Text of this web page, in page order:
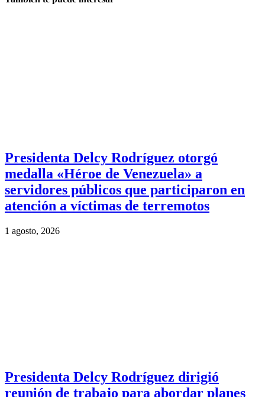
Presidenta Delcy Rodríguez otorgó
medalla «Héroe de Venezuela» a
servidores públicos que participaron en
atención a víctimas de terremotos
1 agosto, 2026
Presidenta Delcy Rodríguez dirigió
reunión de trabajo para abordar planes